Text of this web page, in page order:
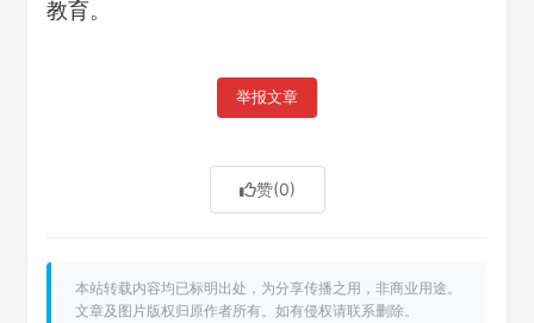
教育。
举报文章
赞(0)
本站转载内容均已标明出处，为分享传播之用，非商业用途。
文章及图片版权归原作者所有。如有侵权请联系删除。